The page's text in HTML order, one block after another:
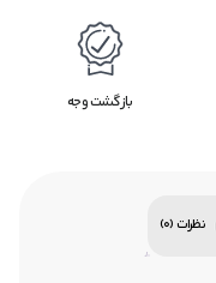
بازگشت وجه
نظرات (0)